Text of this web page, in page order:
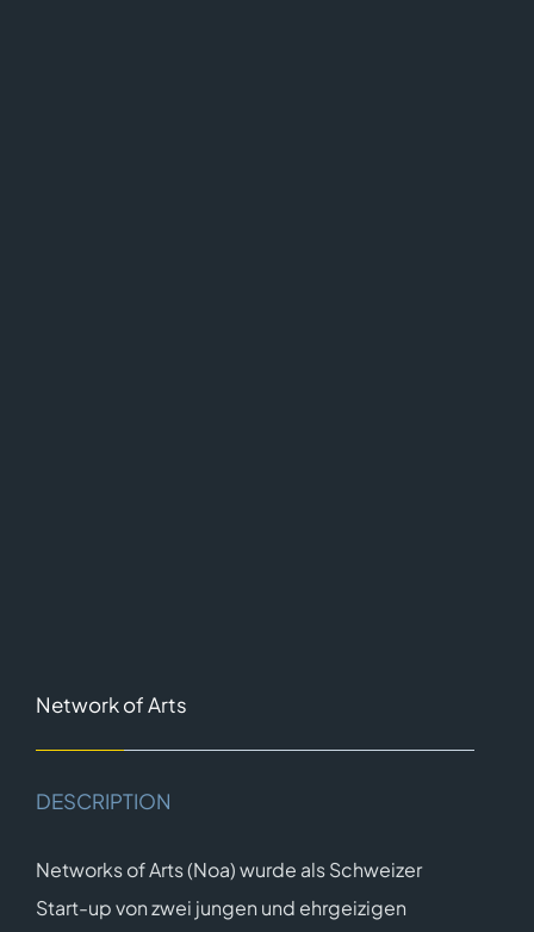
Network of Arts
DESCRIPTION
Networks of Arts (Noa) wurde als Schweizer
Start-up von zwei jungen und ehrgeizigen